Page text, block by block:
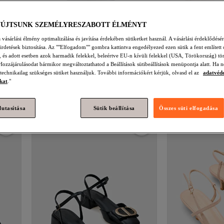
Capone Outfitters
Risa nyitott hátú
hegyes orrú magas sarkú platform női
cipő
4.6 (16)
Capone
Block sarkú,
női cipő
4.3 (19)
Legalacsonyabb (30
SZEMÉLYRESZABOTT ÉLMÉNYT
élmény optimalizálása és javítása érdekében sütiketket használ. A vásárlási
biztosítása. Az ""Elfogadom"" gombra kattintva engedélyezed ezen sütik a fent említett
és adott esetben azok harmadik felekkel, beleértve EU-n kívüli felekkel (USA, Törökország)
bármikor megváltoztathatod a Beállítások sütibeállítások menüpontja alatt. Ha
szükséges sütiket használjuk. További információkért kérjük, olvasd el az
."
Sütik beállítása Összes süti elfogadása